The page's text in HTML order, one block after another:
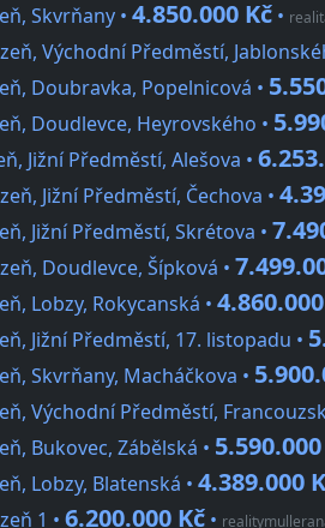
Skvrňany • 4.850.000 Kč •
Východní Předměstí,
Doubravka, Popelnicová •
Doudlevce, Heyrovského •
Jižní Předměstí, Alešova •
Jižní Předměstí, Čechova •
Jižní Předměstí, Skrétova •
Doudlevce, Šípková •
Lobzy, Rokycanská •
Jižní Předměstí, 17. listopadu •
Skvrňany, Macháčkova •
Východní Předměstí,
Bukovec, Zábělská •
Lobzy, Blatenská • 4.389.000
1 • 6.200.000 Kč •